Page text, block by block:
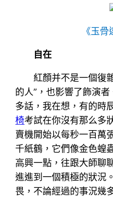
《玉
自在
紅顏并不是一個復
的人”，也影響了飾演
多話，我在想，有的時
椅考試在你沒有那么多
賣機開始以每秒一百萬
千紙鶴，它們像金色蝗
高興一點，往跟大師聊
進進到一個積極的狀況
畏，不論經過的事況幾